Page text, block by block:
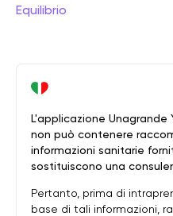
Equilibrio
L'applicazione
non può contenere
informazioni sanitarie
sostituiscono una
Pertanto, prima di
base di tali informazioni,